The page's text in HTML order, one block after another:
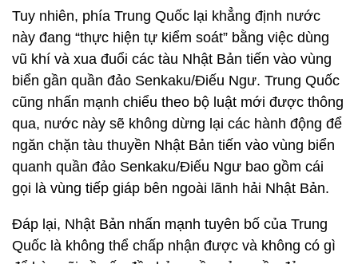
Tuy nhiên, phía Trung Quốc lại khẳng định nước
này đang “thực hiện tự kiểm soát” bằng việc dùng
vũ khí và xua đuổi các tàu Nhật Bản tiến vào vùng
biển gần quần đảo Senkaku/Điếu Ngư. Trung Quốc
cũng nhấn mạnh chiểu theo bộ luật mới được thông
qua, nước này sẽ không dừng lại các hành động để
ngăn chặn tàu thuyền Nhật Bản tiến vào vùng biển
quanh quần đảo Senkaku/Điếu Ngư bao gồm cái
gọi là vùng tiếp giáp bên ngoài lãnh hải Nhật Bản.
Đáp lại, Nhật Bản nhấn mạnh tuyên bố của Trung
Quốc là không thể chấp nhận được và không có gì